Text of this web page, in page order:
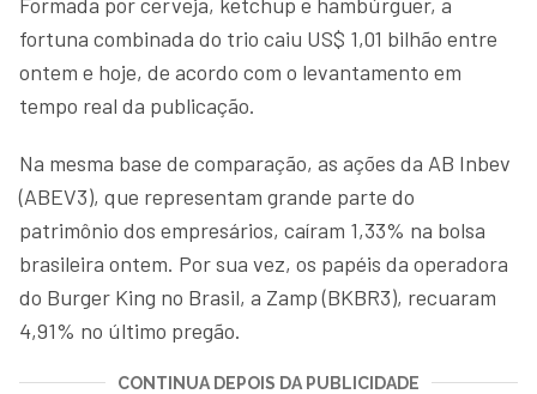
fortuna combinada do trio caiu US$ 1,01 bilhão entre
ontem e hoje, de acordo com o levantamento em
tempo real da publicação.
Na mesma base de comparação, as ações da AB Inbev
(ABEV3), que representam grande parte do
patrimônio dos empresários, caíram 1,33% na bolsa
brasileira ontem. Por sua vez, os papéis da operadora
do Burger King no Brasil, a Zamp (BKBR3), recuaram
4,91% no último pregão.
CONTINUA DEPOIS DA PUBLICIDADE